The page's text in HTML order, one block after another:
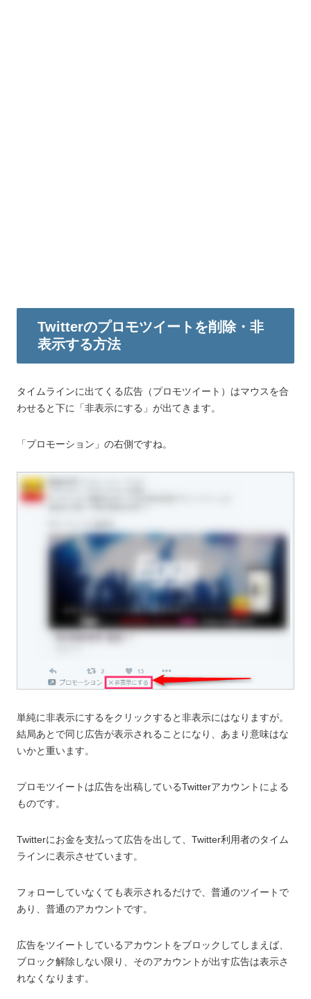
Twitterのプロモツイートを削除・非
表示する方法
タイムラインに出てくる広告（プロモツイート）はマウスを合
わせると下に「非表示にする」が出てきます。
「プロモーション」の右側ですね。
単純に非表示にするをクリックすると非表示にはなりますが。
結局あとで同じ広告が表示されることになり、あまり意味はな
いかと重います。
プロモツイートは広告を出稿しているTwitterアカウントによる
ものです。
Twitterにお金を支払って広告を出して、Twitter利用者のタイム
ラインに表示させています。
フォローしていなくても表示されるだけで、普通のツイートで
あり、普通のアカウントです。
広告をツイートしているアカウントをブロックしてしまえば、
ブロック解除しない限り、そのアカウントが出す広告は表示さ
れなくなります。